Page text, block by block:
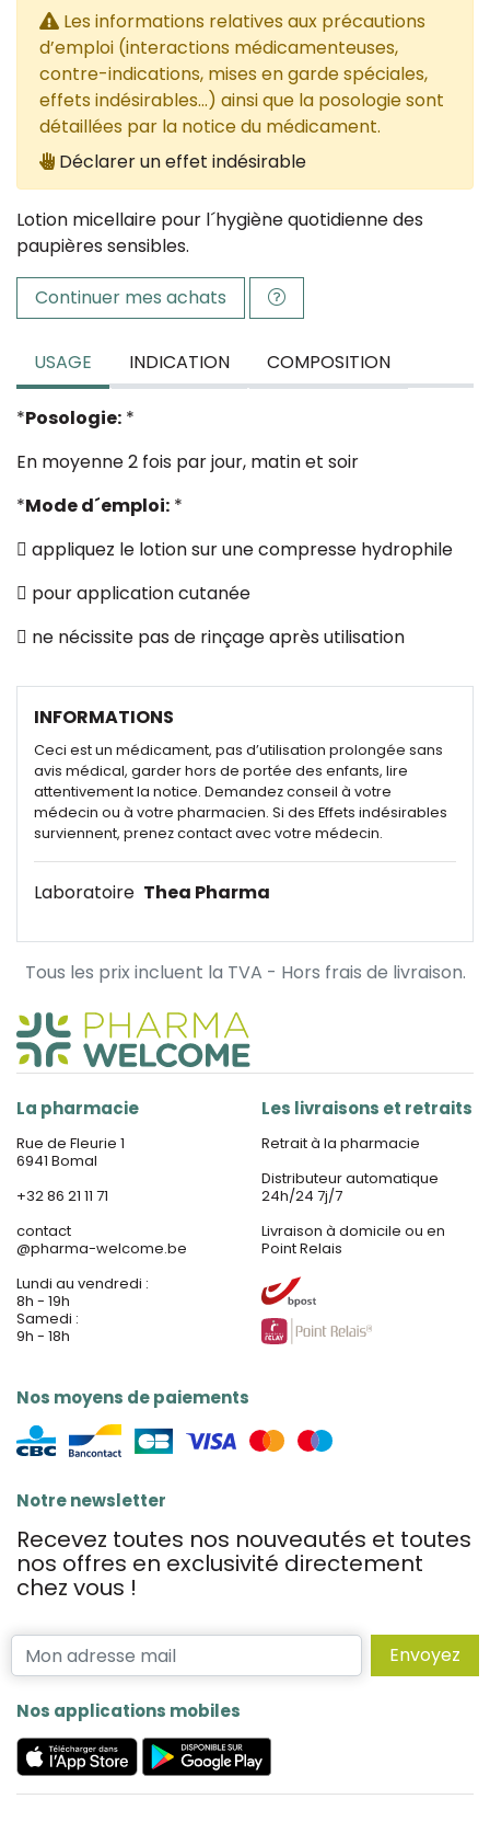
Les informations relatives aux précautions
d’emploi (interactions médicamenteuses,
contre-indications, mises en garde spéciales,
effets indésirables...) ainsi que la posologie sont
détaillées par la notice du médicament.
Déclarer un effet indésirable
Lotion micellaire pour l´hygiène quotidienne des
paupières sensibles.
Continuer mes achats
USAGE INDICATION COMPOSITION
*Posologie: *
En moyenne 2 fois par jour, matin et soir
*Mode d´emploi: *
 appliquez le lotion sur une compresse hydrophile
 pour application cutanée
 ne nécissite pas de rinçage après utilisation
INFORMATIONS
Ceci est un médicament, pas d’utilisation prolongée sans
avis médical, garder hors de portée des enfants, lire
attentivement la notice. Demandez conseil à votre
médecin ou à votre pharmacien. Si des Effets indésirables
surviennent, prenez contact avec votre médecin.
Laboratoire Thea Pharma
Tous les prix incluent la TVA - Hors frais de livraison.
La pharmacie
Rue de Fleurie 1
6941 Bomal
+32 86 21 11 71
contact
@pharma-welcome.be
Lundi au vendredi :
8h - 19h
Samedi :
9h - 18h
Nos moyens de paiements
Les livraisons et retraits
Retrait à la pharmacie
Distributeur automatique
24h/24 7j/7
Livraison à domicile ou en
Point Relais
Notre newsletter
Recevez toutes nos nouveautés et toutes
nos offres en exclusivité directement
chez vous !
Envoyez
Nos applications mobiles